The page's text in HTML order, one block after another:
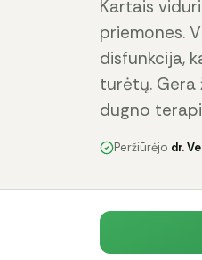
Kartais
priemones.
disfunkcija,
turėtų. Gera
dugno
Peržiūrėjo dr.